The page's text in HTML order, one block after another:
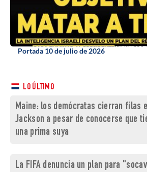
Portada 10 de julio de 2026
LO ÚLTIMO
Maine: los demócratas cierran filas
Jackson a pesar de conocerse que
una prima suya
La FIFA denuncia un plan para